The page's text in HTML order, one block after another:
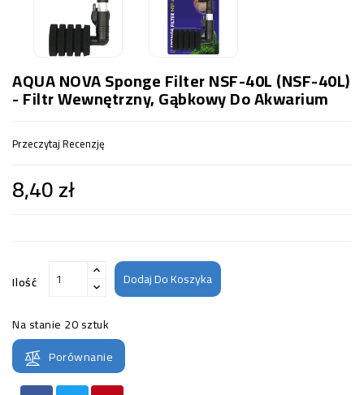
AQUA NOVA Sponge Filter NSF-40L (NSF-40L)
- Filtr Wewnętrzny, Gąbkowy Do Akwarium
Przeczytaj Recenzję
8,40 zł
Ilość Dodaj Do Koszyka
Na stanie 20 sztuk
Porównanie